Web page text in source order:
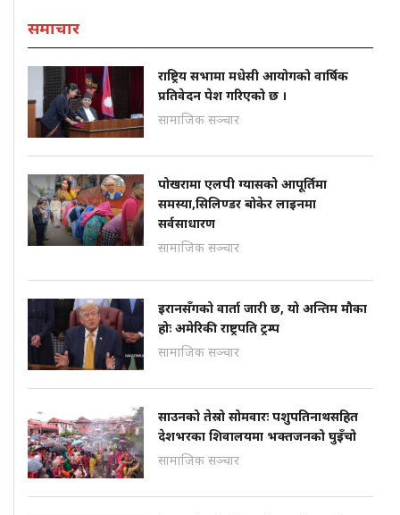
समाचार
राष्ट्रिय सभामा मधेसी आयोगको वार्षिक
प्रतिवेदन पेश गरिएको छ ।
सामाजिक सञ्चार
पोखरामा एलपी ग्यासको आपूर्तिमा
समस्या,सिलिण्डर बोकेर लाइनमा
सर्वसाधारण
सामाजिक सञ्चार
इरानसँगको वार्ता जारी छ, यो अन्तिम मौका
होः अमेरिकी राष्ट्रपति ट्रम्प
सामाजिक सञ्चार
साउनको तेस्रो सोमवारः पशुपतिनाथसहित
देशभरका शिवालयमा भक्तजनको घुइँचो
सामाजिक सञ्चार